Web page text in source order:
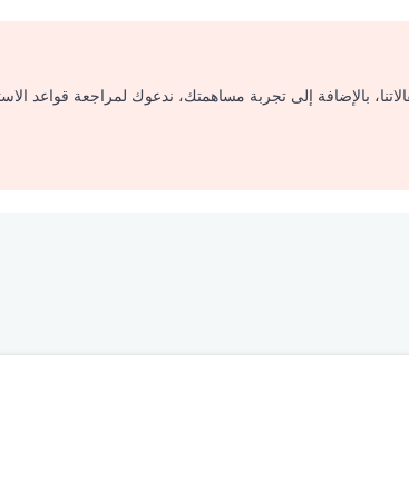
بالإضافة إلى تجربة مساهمتك، ندعوك لمراجعة قواعد